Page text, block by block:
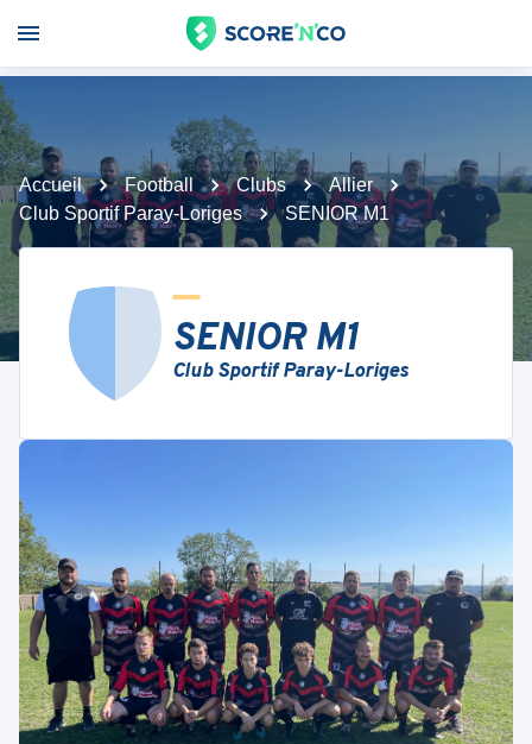
Accueil Football Clubs
Allier
Club Sportif Paray-Loriges
SENIOR M1
SENIOR M1
Club Sportif Paray-Loriges